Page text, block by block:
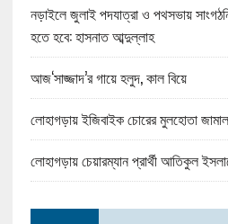
নড়াইলে জুলাই পদযাত্রা ও পথসভায়
হতে হবে: হাসনাত আব্দুল্লাহ
আজ‘সাজ্জাদ’র গায়ে হলুদ, কাল বিয়ে
লোহাগড়ায় ইজিবাইক চোরের মুলহোতা
লোহাগড়ায় চেয়ারম্যান প্রার্থী আতিকুল